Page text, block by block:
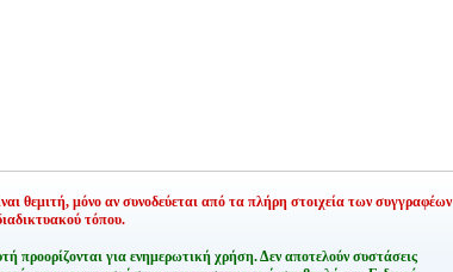
θεμιτή, μόνο αν συνοδεύεται από τα πλήρη στοιχεία των συγγραφέων
τόπου.
προορίζονται για ενημερωτική χρήση. Δεν αποτελούν συστάσεις